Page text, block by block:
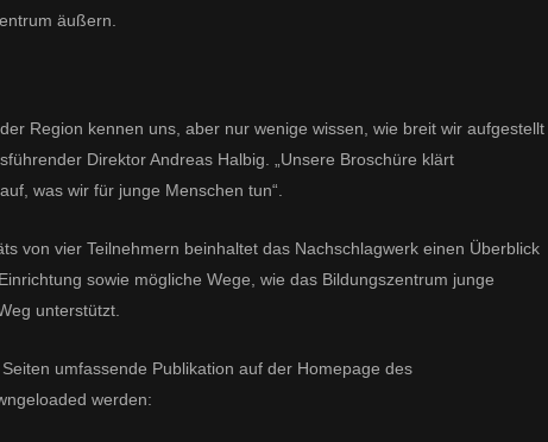
äußern.
der Region kennen uns, aber nur wenige wissen, wie breit wir aufgestellt
Direktor Andreas Halbig. „Unsere Broschüre klärt
was wir für junge Menschen tun“.
von vier Teilnehmern beinhaltet das Nachschlagwerk einen Überblick
sowie mögliche Wege, wie das Bildungszentrum junge
unterstützt.
umfassende Publikation auf der Homepage des
werden: